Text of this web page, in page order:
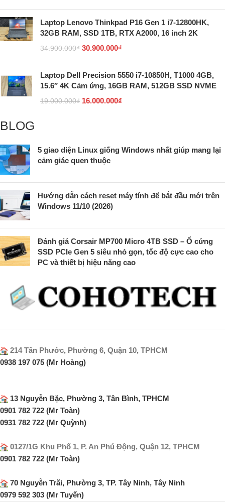
Laptop Lenovo Thinkpad P16 Gen 1 i7-12800HK,
32GB RAM, SSD 1TB, RTX A2000, 16 inch 2K
34.900.000₫ 30.900.000₫
Laptop Dell Precision 5550 i7-10850H, T1000 4GB,
15.6″ 4K Cảm ứng, 16GB RAM, 512GB SSD NVME
19.000.000₫ 16.000.000₫
BLOG
5 giao diện Linux giống Windows nhất giúp mang lại
cảm giác quen thuộc
Hướng dẫn cách reset máy tính để bắt đầu mới trên
Windows 11/10 (2026)
Đánh giá Corsair MP700 Micro 4TB SSD – Ổ cứng
SSD PCIe Gen 5 siêu nhỏ gọn, tốc độ cực cao cho
PC và thiết bị hiệu năng cao
214 Tân Phước, Phường 6, Quận 10, TPHCM
0938 197 075 (Mr Hoàng)
13 Nguyễn Bặc, Phường 3, Tân Bình, TPHCM
0901 782 722 (Mr Toàn)
0931 782 722 (Mr Quỳnh)
0127/1G Khu Phố 1, P. An Phú Động, Quận 12, TPHCM
0901 782 722 (Mr Toàn)
70 Nguyễn Trãi, Phường 3, TP. Tây Ninh, Tây Ninh
0979 592 303 (Mr Tuyến)